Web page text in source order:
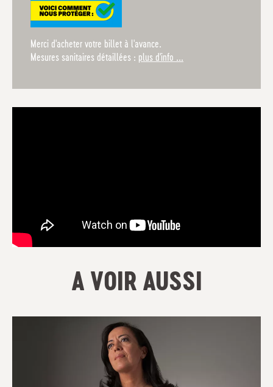
Merci d'acheter votre billet à l'avance.
Mesures sanitaires détaillées : plus d'info ...
A VOIR AUSSI